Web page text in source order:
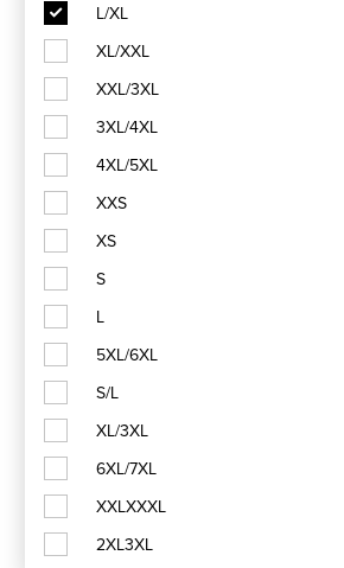
L/XL
XL/XXL
XXL/3XL
3XL/4XL
4XL/5XL
XXS
XS
S
L
5XL/6XL
S/L
XL/3XL
6XL/7XL
XXLXXXL
2XL3XL